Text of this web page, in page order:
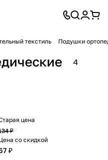
текстиль Подушки
4
цена
₽
со скидкой
₽